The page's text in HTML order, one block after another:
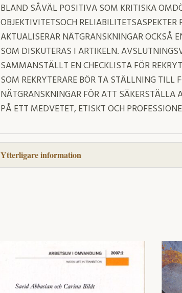
BLAND SÅVÄL POSITIVA SOM KRITISKA
OBJEKTIVITETSOCH
AKTUALISERAR NÄTGRANSKNINGAR OCKSÅ
SOM DISKUTERAS I ARTIKELN.
SAMMANSTÄLLT EN CHECKLISTA FÖR
SOM REKRYTERARE BÖR TA STÄLLNING TILL
NÄTGRANSKNINGAR FÖR ATT SÄKERSTÄLLA
PÅ ETT MEDVETET, ETISKT OCH
Ytterligare information